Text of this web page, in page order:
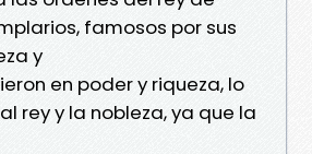
famosos por sus
y
en poder y riqueza, lo
rey y la nobleza, ya que la